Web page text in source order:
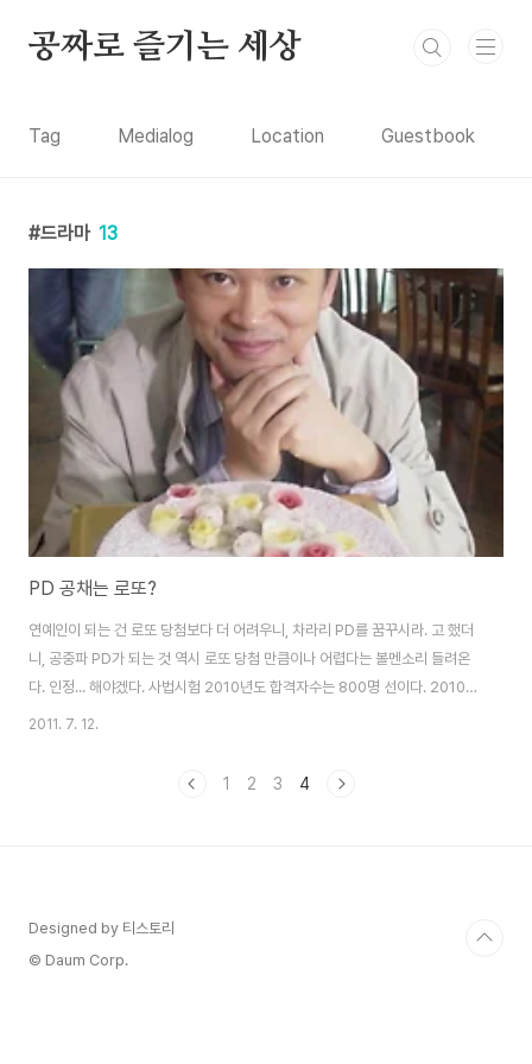
공짜로 즐기는 세상
Tag Medialog Location Guestbook
드라마 13
PD 공채는 로또?
연예인이 되는 건 로또 당첨보다 더 어려우니, 차라리 PD를 꿈꾸시라. 고 했더
니, 공중파 PD가 되는 것 역시 로또 당첨 만큼이나 어렵다는 볼멘소리 들려온
다. 인정... 해야겠다. 사법시험 2010년도 합격자수는 800명 선이다. 2010년
한 해 방송3사에서 뽑은 드라마PD의 숫자는? 1명이다... SBS는 공채가 없었
하지. 나도 내가 MBC에 PD로 입사한 건 내 인생의 로또라고 생각한다. 아니,
2011. 7. 12.
1 2 3 4
Designed by 티스토리
© Daum Corp.